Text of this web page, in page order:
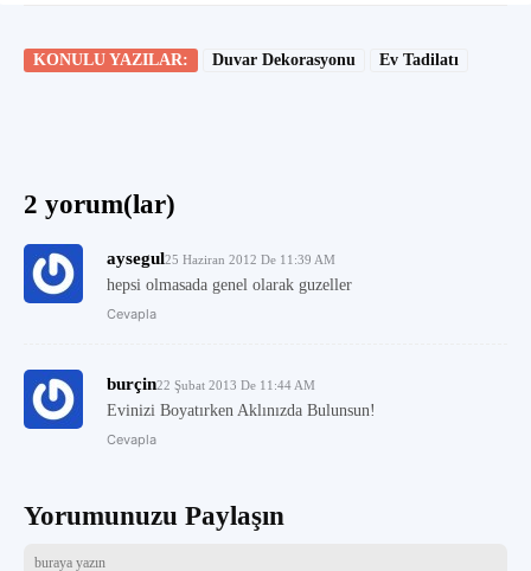
KONULU YAZILAR: Duvar Dekorasyonu Ev Tadilatı
2 yorum(lar)
aysegul25 Haziran 2012 De 11:39 AM
hepsi olmasada genel olarak guzeller
Cevapla
burçin22 Şubat 2013 De 11:44 AM
Evinizi Boyatırken Aklınızda Bulunsun!
Cevapla
Yorumunuzu Paylaşın